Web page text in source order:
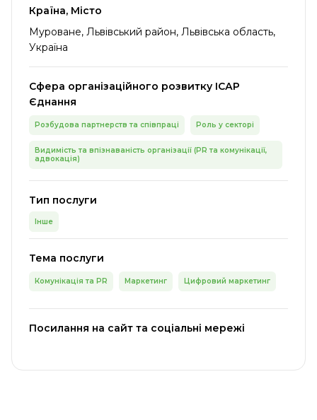
Країна, Місто
Муроване, Львівський район, Львівська область,
Україна
Сфера організаційного розвитку ІСАР
Єднання
Розбудова партнерств та співпраці Роль у секторі
Видимість та впізнаваність організації (PR та комунікації,
адвокація)
Тип послуги
Інше
Тема послуги
Комунікація та PR Маркетинг Цифровий маркетинг
Посилання на сайт та соціальні мережі